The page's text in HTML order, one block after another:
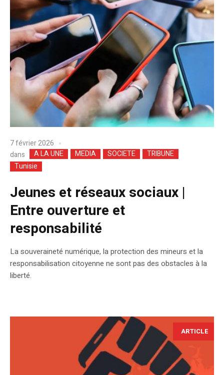
7 février 2026
dans
A LA UNE MEDIA SOCIETE
TRIBUNE
Tunisie
Jeunes et réseaux sociaux |
Entre ouverture et
responsabilité
La souveraineté numérique, la protection des mineurs et la
responsabilisation citoyenne ne sont pas des obstacles à la
liberté.
ARTICLE